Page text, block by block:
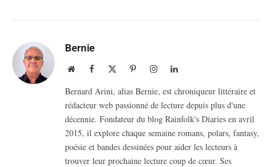
Bernie
WebsiteFacebook PinterestInstagramLinkedIn
Bernard Arini, alias Bernie, est chroniqueur littéraire et
rédacteur web passionné de lecture depuis plus d'une
décennie. Fondateur du blog Rainfolk's Diaries en avril
2015, il explore chaque semaine romans, polars, fantasy,
poésie et bandes dessinées pour aider les lecteurs à
trouver leur prochaine lecture coup de cœur. Ses